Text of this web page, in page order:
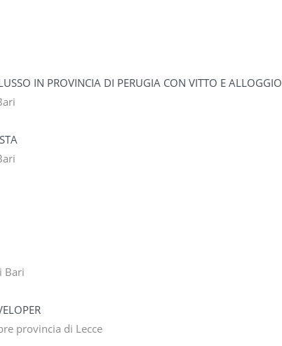
IN PROVINCIA DI PERUGIA CON VITTO E ALLOGGIO
Bari
provincia di Lecce